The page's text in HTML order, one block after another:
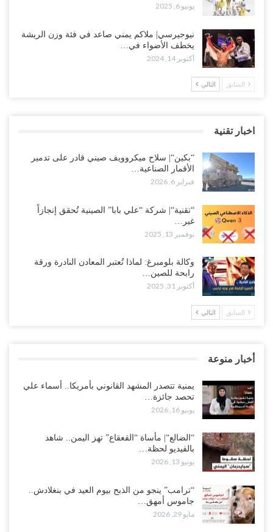
يونيو 6, 2025
نيوجيرسي| ملاكم يمني صاعد في فئة وزن الريشة
يخطف الأضواء في…
أكتوبر 14, 2024
السابق التالي
اخبار تقنية
“بكين“| سلاح ميكروويف صيني قادر على تدمير
الأقمار الصناعية…
فبراير 6, 2026
“تقنية“| شركة “علي بابا” الصينية تُحقق إنجازاً
غير…
نوفمبر 13, 2025
وكالة بلومبرغ: لماذا تُعتبر المعادن النادرة ورقة
رابحة للصين…
أكتوبر 31, 2025
السابق التالي
أخبار منوعة
يمنية تتصدر المشهد القانوني بأمريكا.. أسماء علي
تحصد جائزة…
يونيو 16, 2026
“الضالع“| مأساة “القعقاع” تهز اليمن.. شاهد
بالفيديو لحظة…
يونيو 13, 2026
“ترامب” ينجو من الذبح بيوم العيد في بنغلادش..
جاموس أمهق…
مايو 29, 2026